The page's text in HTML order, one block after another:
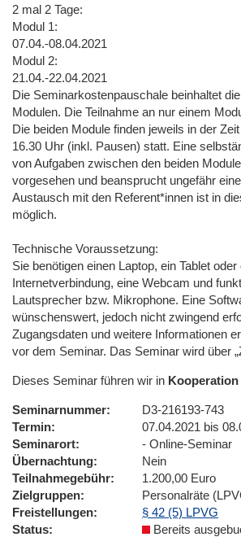
2 mal 2 Tage:
Modul 1:
07.04.-08.04.2021
Modul 2:
21.04.-22.04.2021
Die Seminarkostenpauschale beinhaltet
Modulen. Die Teilnahme an nur einem
Die beiden Module finden jeweils in der
16.30 Uhr (inkl. Pausen) statt. Eine
von Aufgaben zwischen den beiden
vorgesehen und beansprucht ungefähr
Austausch mit den Referent*innen ist in
möglich.
Technische Voraussetzung:
Sie benötigen einen Laptop, ein Tablet
Internetverbindung, eine Webcam und
Lautsprecher bzw. Mikrophone. Eine
wünschenswert, jedoch nicht zwingend
Zugangsdaten und weitere Informationen
vor dem Seminar. Das Seminar wird über
Dieses Seminar führen wir in Kooperation
Seminarnummer
D3-216193-743
Termin
07.04.2021 bis
Seminarort
- Online-Seminar
Übernachtung
Nein
Teilnahmegebühr
1.200,00 Euro
Zielgruppen
Personalräte
Freistellungen
§ 42 (5) LPVG
Status
Bereits